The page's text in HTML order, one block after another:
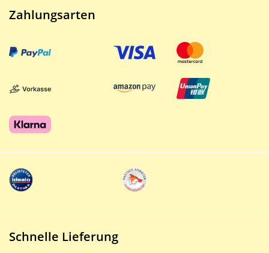
Zahlungsarten
Schnelle Lieferung